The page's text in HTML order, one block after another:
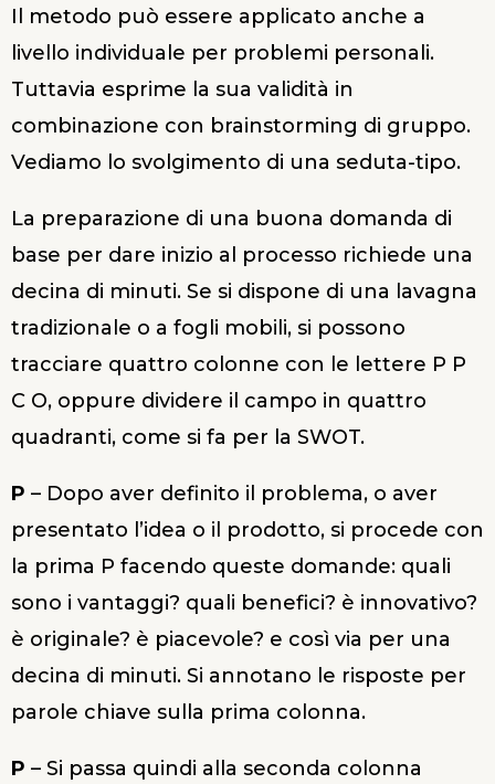
Il metodo può essere applicato anche a
livello individuale per problemi personali.
Tuttavia esprime la sua validità in
combinazione con brainstorming di gruppo.
Vediamo lo svolgimento di una seduta-tipo.
La preparazione di una buona domanda di
base per dare inizio al processo richiede una
decina di minuti. Se si dispone di una lavagna
tradizionale o a fogli mobili, si possono
tracciare quattro colonne con le lettere P P
C O, oppure dividere il campo in quattro
quadranti, come si fa per la SWOT.
P – Dopo aver definito il problema, o aver
presentato l’idea o il prodotto, si procede con
la prima P facendo queste domande: quali
sono i vantaggi? quali benefici? è innovativo?
è originale? è piacevole? e così via per una
decina di minuti. Si annotano le risposte per
parole chiave sulla prima colonna.
P – Si passa quindi alla seconda colonna